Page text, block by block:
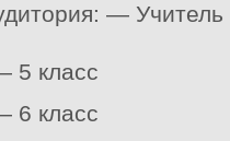
— Учитель
5 класс
6 класс